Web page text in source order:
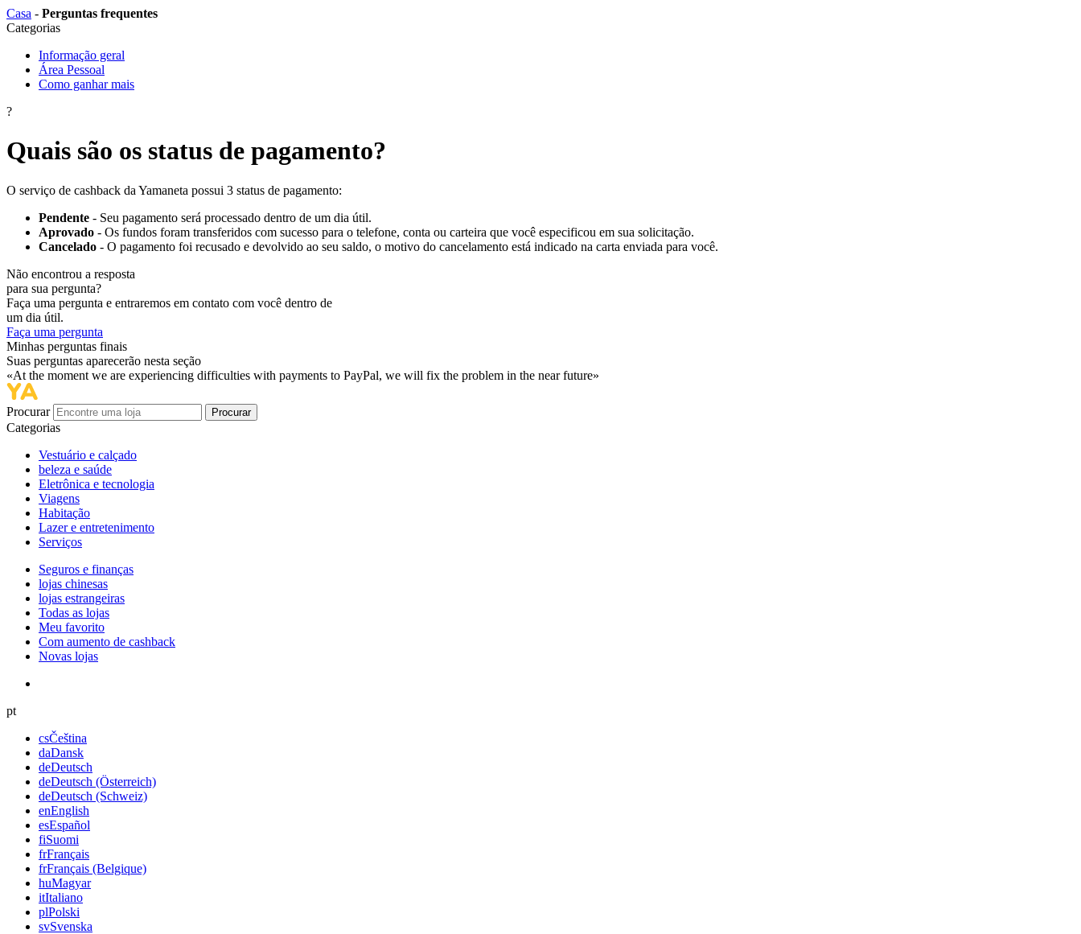
Сasa - Perguntas frequentes
Categorias
Informação geral
Área Pessoal
Como ganhar mais
?
Quais são os status de pagamento?
O serviço de cashback da Yamaneta possui 3 status de pagamento:
Pendente - Seu pagamento será processado dentro de um dia útil.
Aprovado - Os fundos foram transferidos com sucesso para o telefone, conta ou carteira que você especificou em sua solicitação.
Cancelado - O pagamento foi recusado e devolvido ao seu saldo, o motivo do cancelamento está indicado na carta enviada para você.
Não encontrou a resposta
para sua pergunta?
Faça uma pergunta e entraremos em contato com você dentro de
um dia útil.
Faça uma pergunta
Minhas perguntas finais
Suas perguntas aparecerão nesta seção
«At the moment we are experiencing difficulties with payments to PayPal, we will fix the problem in the near future»
Procurar Procurar
Categorias
Vestuário e calçado
beleza e saúde
Eletrônica e tecnologia
Viagens
Habitação
Lazer e entretenimento
Serviços
Seguros e finanças
lojas chinesas
lojas estrangeiras
Todas as lojas
Meu favorito
Com aumento de cashback
Novas lojas
pt
csČeština
daDansk
deDeutsch
deDeutsch (Österreich)
deDeutsch (Schweiz)
enEnglish
esEspañol
fiSuomi
frFrançais
frFrançais (Belgique)
huMagyar
itItaliano
plPolski
svSvenska